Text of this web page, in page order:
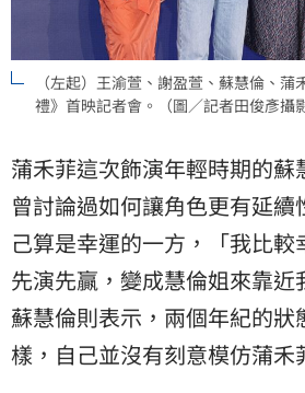
（左起）王渝萱、謝盈萱、蘇慧倫、
禮》首映記者會。（圖／記者田俊彥攝影
蒲禾菲這次飾演年輕時期的蘇
曾討論過如何讓角色更有延續
己算是幸運的一方，「我比
先演先贏，變成慧倫姐來靠近
蘇慧倫則表示，兩個年紀的狀
樣，自己並沒有刻意模仿蒲禾